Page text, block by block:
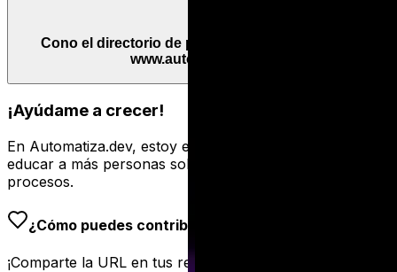
Cono el directorio de profesionales de Make en
www.automatiza.dev
¡Ayúdame a crecer!
En Automatiza.dev, estoy en una misión emocionante:
educar a más personas sobre automatización de
procesos.
¿Cómo puedes contribuir?
¡Comparte la URL en tus redes sociales y sé parte de